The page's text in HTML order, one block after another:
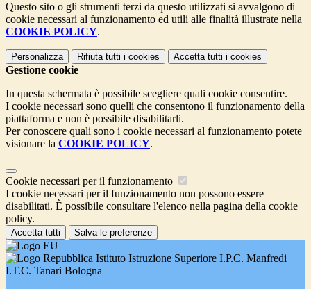
Questo sito o gli strumenti terzi da questo utilizzati si avvalgono di
cookie necessari al funzionamento ed utili alle finalità illustrate nella
COOKIE POLICY.
Personalizza Rifiuta tutti i cookies Accetta tutti i cookies
Gestione cookie
In questa schermata è possibile scegliere quali cookie consentire.
I cookie necessari sono quelli che consentono il funzionamento della
piattaforma e non è possibile disabilitarli.
Per conoscere quali sono i cookie necessari al funzionamento potete
visionare la COOKIE POLICY.
Cookie necessari per il funzionamento
I cookie necessari per il funzionamento non possono essere
disabilitati. È possibile consultare l'elenco nella pagina della cookie
policy.
Accetta tutti Salva le preferenze
Istituto Istruzione Superiore I.P.C. Manfredi
I.T.C. Tanari Bologna